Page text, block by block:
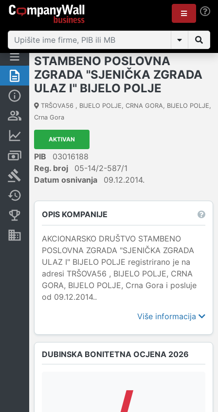
Sažetak
Osnovni podaci
Osobe i vlasništvo
Finansijski podaci
Računi i blokade
Arhiva sudskih objava
Konkurentne kompanije
Nekretnine i imovina
STAMBENO POSLOVNA
ZGRADA "SJENIČKA ZGRADA
ULAZ I" BIJELO POLJE
TRŠOVA56 , BIJELO POLJE, CRNA GORA, BIJELO POLJE,
Crna Gora
AKTIVAN
PIB
03016188
Reg. broj
05-14/2-587/1
Datum osnivanja
09.12.2014.
OPIS KOMPANIJE
AKCIONARSKO DRUŠTVO STAMBENO
POSLOVNA ZGRADA "SJENIČKA ZGRADA
ULAZ I" BIJELO POLJE registrirano je na
adresi TRŠOVA56 , BIJELO POLJE, CRNA
GORA, BIJELO POLJE, Crna Gora i posluje
od 09.12.2014..
Više informacija
DUBINSKA BONITETNA OCJENA 2026